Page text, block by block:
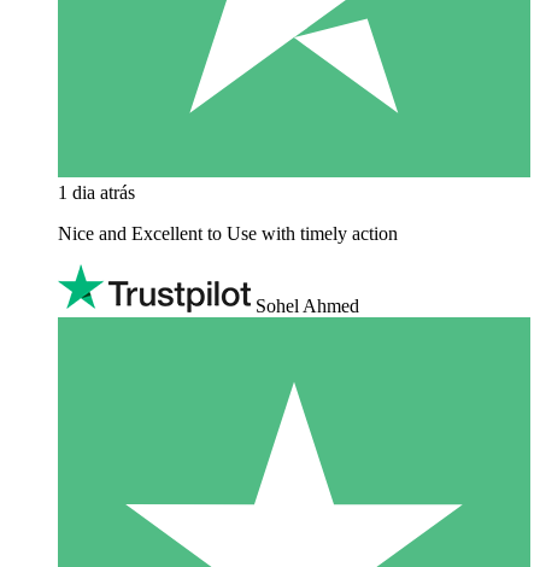
1 dia atrás
Nice and Excellent to Use with timely action
Sohel Ahmed